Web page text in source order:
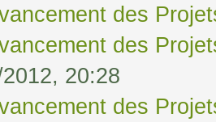
des
des
20:28
des